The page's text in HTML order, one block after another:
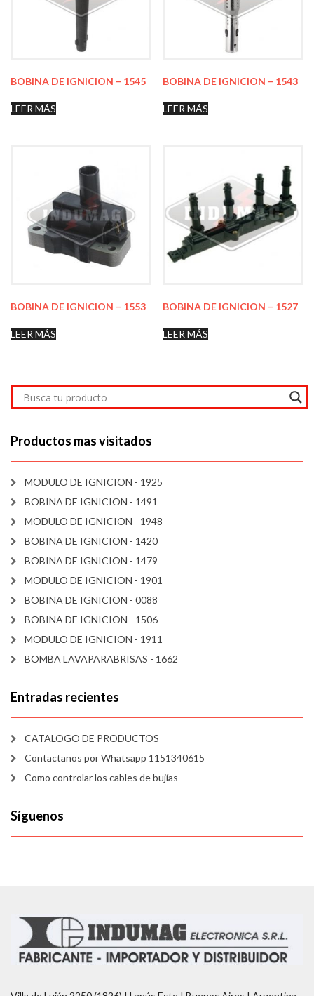
BOBINA DE IGNICION – 1545
LEER MÁS
BOBINA DE IGNICION – 1543
LEER MÁS
BOBINA DE IGNICION – 1553
LEER MÁS
BOBINA DE IGNICION – 1527
LEER MÁS
Productos mas visitados
MODULO DE IGNICION - 1925
BOBINA DE IGNICION - 1491
MODULO DE IGNICION - 1948
BOBINA DE IGNICION - 1420
BOBINA DE IGNICION - 1479
MODULO DE IGNICION - 1901
BOBINA DE IGNICION - 0088
BOBINA DE IGNICION - 1506
MODULO DE IGNICION - 1911
BOMBA LAVAPARABRISAS - 1662
Entradas recientes
CATALOGO DE PRODUCTOS
Contactanos por Whatsapp 1151340615
Como controlar los cables de bujías
Síguenos